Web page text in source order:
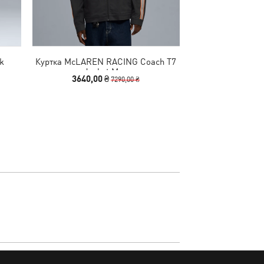
Куртка McLAREN RACING Coach T7
Jacket Men
3640,00 ₴7290,00 ₴